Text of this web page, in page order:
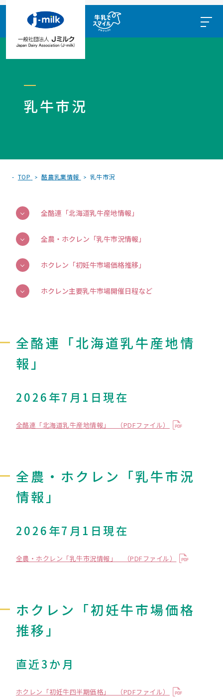
乳牛市況
TOP 酪農乳業情報 乳牛市況
全酪連「北海道乳牛産地情報」
全農・ホクレン「乳牛市況情報」
ホクレン「初妊牛市場価格推移」
ホクレン主要乳牛市場開催日程など
全酪連「北海道乳牛産地情
報」
2026年7月1日現在
全酪連「北海道乳牛産地情報」 （PDFファイル）
全農・ホクレン「乳牛市況
情報」
2026年7月1日現在
全農・ホクレン「乳牛市況情報」 （PDFファイル）
ホクレン「初妊牛市場価格
推移」
直近3か月
ホクレン「初妊牛四半期価格」 （PDFファイル）